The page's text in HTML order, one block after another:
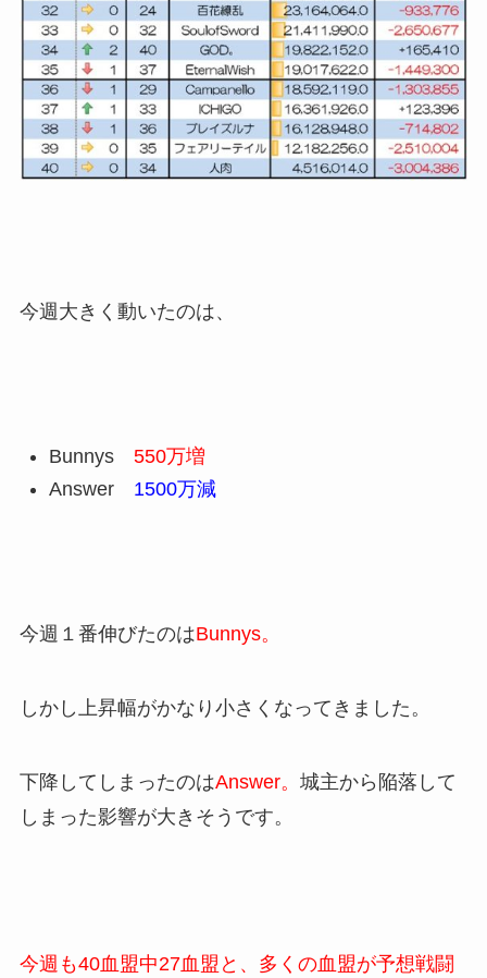
今週大きく動いたのは、
Bunnys 550万増
Answer 1500万減
今週１番伸びたのはBunnys。
しかし上昇幅がかなり小さくなってきました。
下降してしまったのはAnswer。 城主から陥落して
しまった影響が大きそうです。
今週も40血盟中27血盟と、多くの血盟が予想戦闘